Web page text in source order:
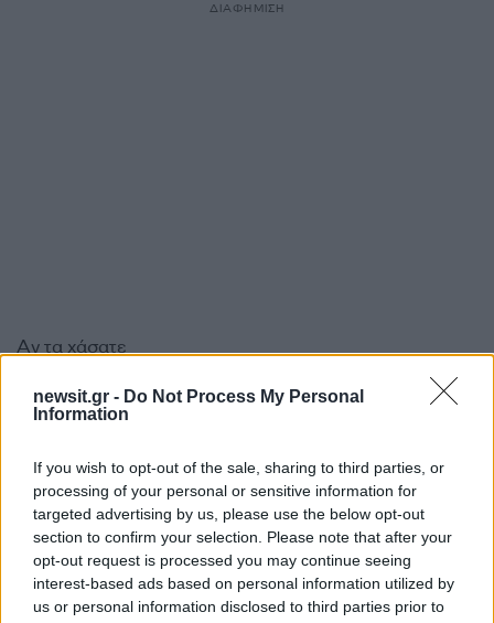
newsit.gr - Do Not Process My Personal
Information
If you wish to opt-out of the sale, sharing to third parties, or
processing of your personal or sensitive information for
targeted advertising by us, please use the below opt-out
section to confirm your selection. Please note that after your
opt-out request is processed you may continue seeing
interest-based ads based on personal information utilized by
us or personal information disclosed to third parties prior to
ΔΙΑΦΗΜΙΣΗ
Αν τα χάσατε
Από τη θεωρία στην πράξη:
Πώς το Novibet Backend
Akylas –
Ολόκληρη η εμφάνισή